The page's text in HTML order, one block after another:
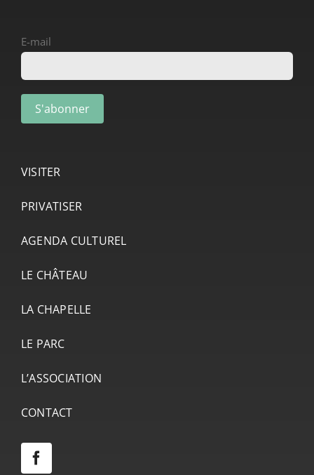
E-mail
VISITER
PRIVATISER
AGENDA CULTUREL
LE CHÂTEAU
LA CHAPELLE
LE PARC
L’ASSOCIATION
CONTACT